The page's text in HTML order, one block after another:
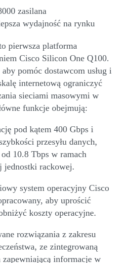
zasilana
wydajność na rynku
pierwsza platforma
Cisco Silicon One Q100.
pomóc dostawcom usług i
internetową ograniczyć
sieciami masowymi w
funkcje obejmują:
pod kątem 400 Gbps i
przesyłu danych,
10.8 Tbps w ramach
j jednostki rackowej
system operacyjny Cisco
aby uprościć
koszty operacyjne.
erozwiązania z zakresu
ze zintegrowaną
zapewniającą informacje w